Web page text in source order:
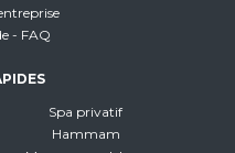
- FAQ
Spa privatif
Hammam